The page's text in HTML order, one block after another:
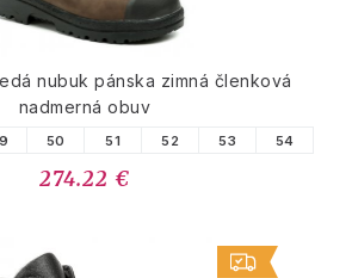
nubuk pánska zimná členková
nadmerná obuv
50 51 52 53 54
274.22 €